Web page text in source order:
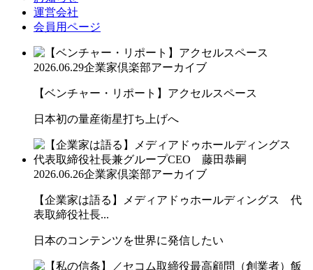
運営会社
会員用ページ
2026.06.29企業家倶楽部アーカイブ
【ベンチャー・リポート】アクセルスペース
日本初の量産衛星打ち上げへ
2026.06.26企業家倶楽部アーカイブ
【企業家は語る】メディアドゥホールディングス 代
表取締役社長...
日本のコンテンツを世界に発信したい